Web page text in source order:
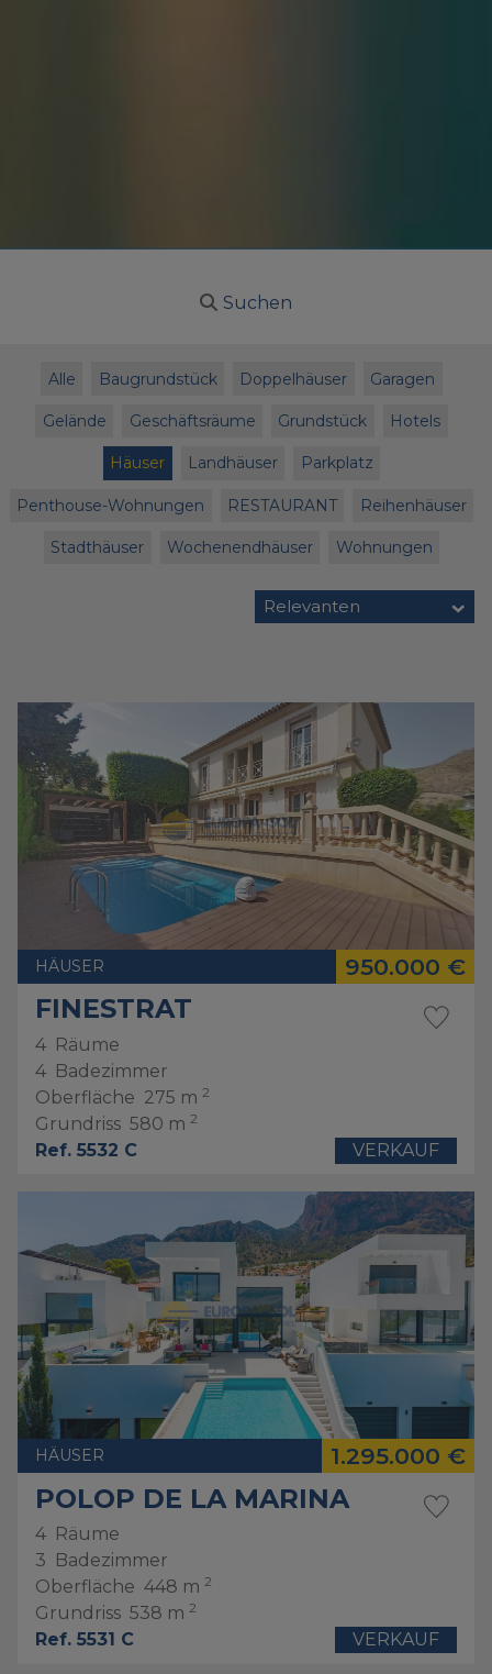
Suchen
Alle Baugrundstück Doppelhäuser Garagen
Gelände Geschäftsräume Grundstück Hotels
Häuser Landhäuser Parkplatz
Penthouse-Wohnungen RESTAURANT Reihenhäuser
Stadthäuser Wochenendhäuser Wohnungen
Relevanten
HÄUSER 950.000 €
FINESTRAT
4 Räume
4 Badezimmer
Oberfläche 275 m 2
Grundriss 580 m 2
Ref. 5532 C VERKAUF
HÄUSER 1.295.000 €
POLOP DE LA MARINA
4 Räume
3 Badezimmer
Oberfläche 448 m 2
Grundriss 538 m 2
Ref. 5531 C VERKAUF